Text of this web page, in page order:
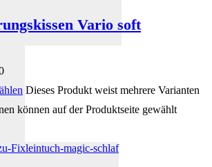
Vario soft
Dieses Produkt weist mehrere Varianten
können auf der Produktseite gewählt